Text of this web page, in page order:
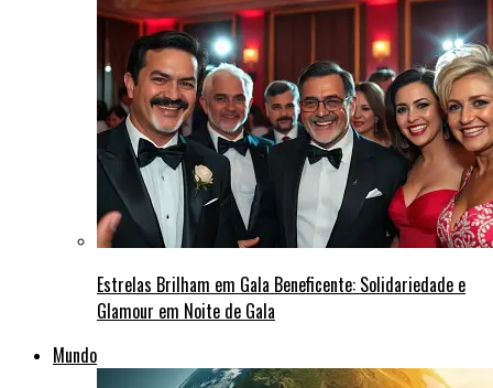
Estrelas Brilham em Gala Beneficente: Solidariedade e
Glamour em Noite de Gala
Mundo